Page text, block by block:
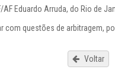
Eduardo Arruda, do Rio de
com questões de arbitragem,
Voltar